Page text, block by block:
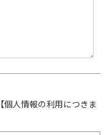
人情報の利用につきま